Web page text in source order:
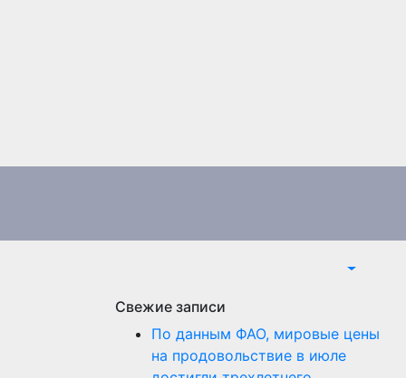
Свежие записи
По данным ФАО, мировые цены
на продовольствие в июле